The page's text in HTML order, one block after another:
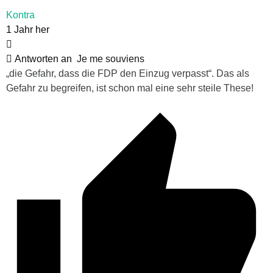
Kontra
1 Jahr her
Antworten an Je me souviens
„die Gefahr, dass die FDP den Einzug verpasst“. Das als
Gefahr zu begreifen, ist schon mal eine sehr steile These!